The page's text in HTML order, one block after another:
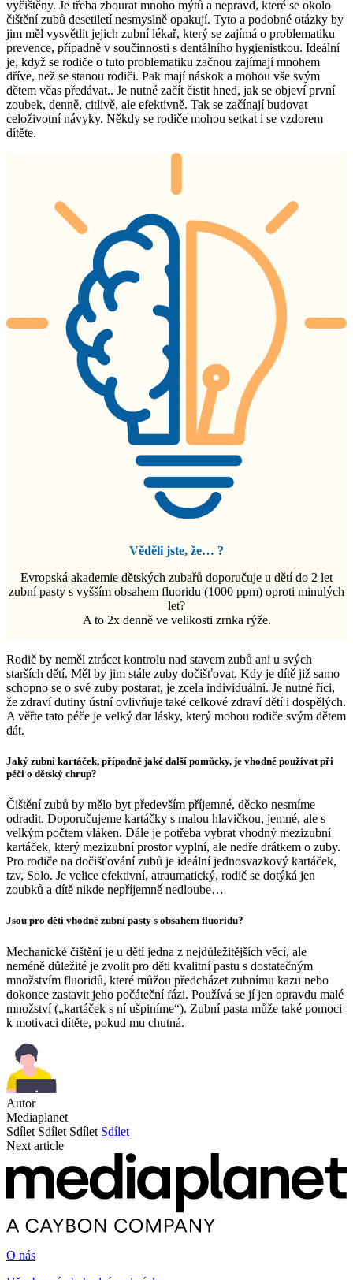
vyčištěny. Je třeba zbourat mnoho mýtů a nepravd, které se okolo
čištění zubů desetiletí nesmyslně opakují. Tyto a podobné otázky by
jim měl vysvětlit jejich zubní lékař, který se zajímá o problematiku
prevence, případně v součinnosti s dentálního hygienistkou. Ideální
je, když se rodiče o tuto problematiku začnou zajímají mnohem
dříve, než se stanou rodiči. Pak mají náskok a mohou vše svým
dětem včas předávat.. Je nutné začít čistit hned, jak se objeví první
zoubek, denně, citlivě, ale efektivně. Tak se začínají budovat
celoživotní návyky. Někdy se rodiče mohou setkat i se vzdorem
dítěte.
Věděli jste, že… ?
Evropská akademie dětských zubařů doporučuje u dětí do 2 let
zubní pasty s vyšším obsahem fluoridu (1000 ppm) oproti minulých
let?
A to 2x denně ve velikosti zrnka rýže.
Rodič by neměl ztrácet kontrolu nad stavem zubů ani u svých
starších dětí. Měl by jim stále zuby dočišťovat. Kdy je dítě již samo
schopno se o své zuby postarat, je zcela individuální. Je nutné říci,
že zdraví dutiny ústní ovlivňuje také celkové zdraví dětí i dospělých.
A věřte tato péče je velký dar lásky, který mohou rodiče svým dětem
dát.
Jaký zubní kartáček, případně jaké další pomůcky, je vhodné používat při
péči o dětský chrup?
Čištění zubů by mělo byt především příjemné, děcko nesmíme
odradit. Doporučujeme kartáčky s malou hlavičkou, jemné, ale s
velkým počtem vláken. Dále je potřeba vybrat vhodný mezizubní
kartáček, který mezizubní prostor vyplní, ale nedře drátkem o zuby.
Pro rodiče na dočišťování zubů je ideální jednosvazkový kartáček,
tzv, Solo. Je velice efektivní, atraumatický, rodič se dotýká jen
zoubků a dítě nikde nepříjemně nedloube…
Jsou pro děti vhodné zubní pasty s obsahem fluoridu?
Mechanické čištění je u dětí jedna z nejdůležitějších věcí, ale
neméně důležité je zvolit pro děti kvalitní pastu s dostatečným
množstvím fluoridů, které můžou předcházet zubnímu kazu nebo
dokonce zastavit jeho počáteční fázi. Používá se jí jen opravdu malé
množství („kartáček s ní ušpiníme“). Zubní pasta může také pomoci
k motivaci dítěte, pokud mu chutná.
Autor
Mediaplanet
Sdílet Sdílet Sdílet Sdílet
Next article
O nás